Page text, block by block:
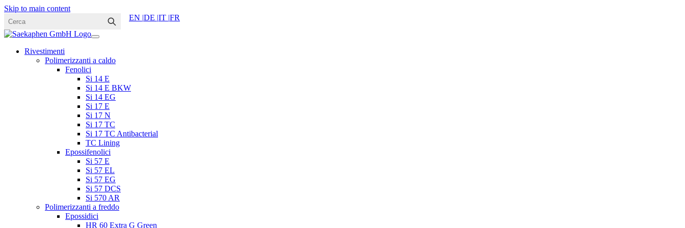
Skip to main content
EN |DE |IT |FR
Rivestimenti
Polimerizzanti a caldo
Fenolici
Si 14 E
Si 14 E BKW
Si 14 EG
Si 17 E
Si 17 N
Si 17 TC
Si 17 TC Antibacterial
TC Lining
Epossifenolici
Si 57 E
Si 57 EL
Si 57 EG
Si 57 DCS
Si 570 AR
Polimerizzanti a freddo
Epossidici
HR 60 Extra G Green